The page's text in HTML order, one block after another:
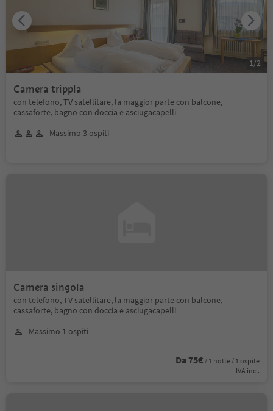
Camera trippla
con telefono, TV satellitare, la maggior parte con balcone,
cassaforte, bagno con doccia e asciugacapelli
Massimo 3 ospiti
1/2
Camera singola
con telefono, TV satellitare, la maggior parte con balcone,
cassaforte, bagno con doccia e asciugacapelli
Massimo 1 ospiti
Da 75€ / 1 notte / 1 ospite
IVA incl.